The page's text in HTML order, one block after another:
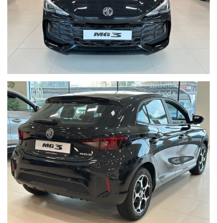
LA LISTA DEGLI ACCESSORI PUO' VARIARE, CHIEDERE
CONFERMA ALLA CONCESSIONARIA.
VI ASPETTIAMO IN CONCESSIONARIA